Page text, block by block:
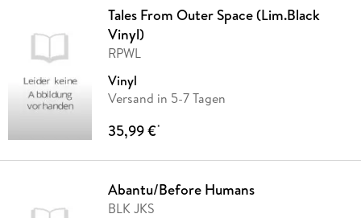
Tales From Outer Space (Lim.Black
Vinyl)
RPWL
Vinyl
Versand in 5-7 Tagen
35,99 €*
Abantu/Before Humans
BLK JKS